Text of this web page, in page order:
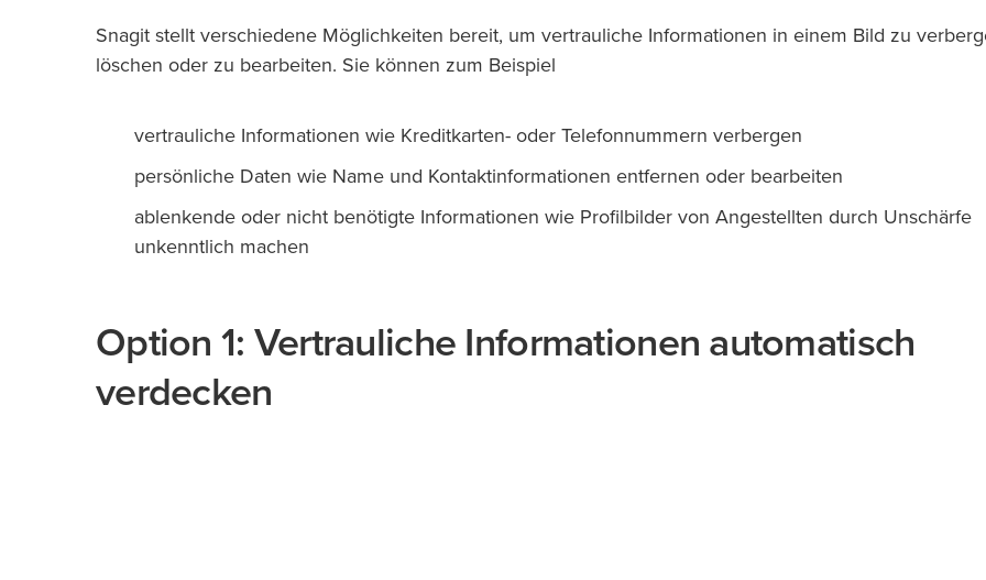
Snagit stellt verschiedene Möglichkeiten bereit, um vertrauliche Informationen in einem Bild zu
löschen oder zu bearbeiten. Sie können zum Beispiel
vertrauliche Informationen wie Kreditkarten- oder Telefonnummern verbergen
persönliche Daten wie Name und Kontaktinformationen entfernen oder bearbeiten
ablenkende oder nicht benötigte Informationen wie Profilbilder von Angestellten durch Unschärfe
unkenntlich machen
Option 1: Vertrauliche Informationen automatisch
verdecken